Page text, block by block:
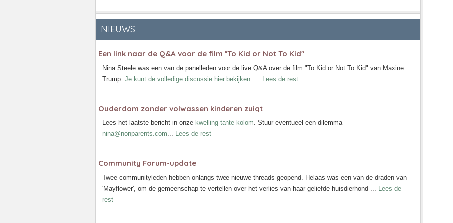
NIEUWS
Een link naar de Q&A voor de film "To Kid or Not To Kid"
Nina Steele was een van de panelleden voor de live Q&A over de film "To Kid or Not To Kid" van Maxine
Trump. Je kunt de volledige discussie hier bekijken. ... Lees de rest
Ouderdom zonder volwassen kinderen zuigt
Lees het laatste bericht in onze kwelling tante kolom. Stuur eventueel een dilemma
nina@nonparents.com... Lees de rest
Community Forum-update
Twee communityleden hebben onlangs twee nieuwe threads geopend. Helaas was een van de draden van
'Mayflower', om de gemeenschap te vertellen over het verlies van haar geliefde huisdierhond ... Lees de
rest